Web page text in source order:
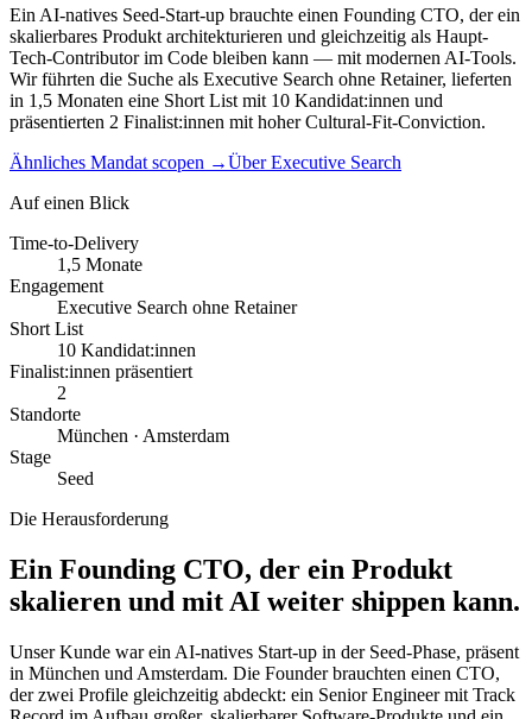
Ein AI-natives Seed-Start-up brauchte einen Founding CTO, der ein
skalierbares Produkt architekturieren und gleichzeitig als Haupt-
Tech-Contributor im Code bleiben kann — mit modernen AI-Tools.
Wir führten die Suche als Executive Search ohne Retainer, lieferten
in 1,5 Monaten eine Short List mit 10 Kandidat:innen und
präsentierten 2 Finalist:innen mit hoher Cultural-Fit-Conviction.
Ähnliches Mandat scopen →Über Executive Search
Auf einen Blick
Time-to-Delivery
1,5 Monate
Engagement
Executive Search ohne Retainer
Short List
10 Kandidat:innen
Finalist:innen präsentiert
2
Standorte
München · Amsterdam
Stage
Seed
Die Herausforderung
Ein Founding CTO, der ein Produkt
skalieren und mit AI weiter shippen kann.
Unser Kunde war ein AI-natives Start-up in der Seed-Phase, präsent
in München und Amsterdam. Die Founder brauchten einen CTO,
der zwei Profile gleichzeitig abdeckt: ein Senior Engineer mit Track